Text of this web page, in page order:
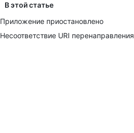
В этой статье
Приложение приостановлено
Несоответствие URI перенаправления